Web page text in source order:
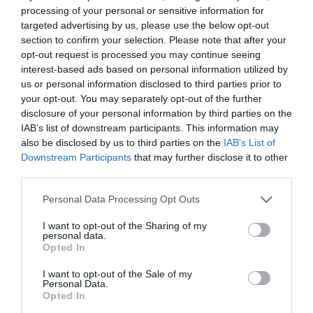
processing of your personal or sensitive information for
targeted advertising by us, please use the below opt-out
section to confirm your selection. Please note that after your
opt-out request is processed you may continue seeing
interest-based ads based on personal information utilized by
us or personal information disclosed to third parties prior to
your opt-out. You may separately opt-out of the further
disclosure of your personal information by third parties on the
IAB’s list of downstream participants. This information may
also be disclosed by us to third parties on the IAB’s List of
Downstream Participants that may further disclose it to other
Personal Data Processing Opt Outs
I want to opt-out of the Sharing of my
personal data.
Opted In
I want to opt-out of the Sale of my
Personal Data.
Opted In
szolgáltatók – számára. A konferencia a tartalmas
programkínálaton túl alkalmat teremt a szakmai
kapcsolatépítésre, a networkingre és az üzleti
tárgyalásokra, a színvonalas szakmai előadások és
kerekasztal-beszélgetések mellett pedig szórakoztató
műsorral járul hozzá a résztvevők feltöltődéséhez és
kikapcsolódásához. A Portfolio Csoport az Agrárszektor
Konferencián adja át tizenegy kategóriában azokat az
évente odaítélhető díjakat, amelyek az agrárium
legkiemelkedőbb szakmai teljesítményeinek és
eredményeinek elismeréséül szolgálnak. A díjakat az
agrárium legmeghatározóbb személyeségeiből áll szakmai
alapján.
endeket is feje tetejére állítja az AI-forradalom, és az
agentic AI trend. Az önállóan cselekedni képes AI-
ügynökök, illetve az egyes üzleti, compliance és
adminisztratív folyamatokat támogató AI-eszközök és
vállalti megoldások korábban elképzelhetetlen sebességet
és rendkívüli hatékonyságbeli fejlődési lehetőséget adnak a
cégeknek. MIt kezdünk a megnyert munkaórákkal és a
megspórolt munkaerővel? A core bizniszt is felforgatja a
mesterséges intelligencia? Mire jó a vibe coding?
Nagyvállalatoknak és kkv-knak is szóló rendezvényünkön
többek között ezekre a kérdésekre is válaszokat keresünk
és adunk!
DEEP TECH 2026
2026. november 18. Radisson Blu Béke Hotel
A következő évtizedek technológiai versenye nem azon dől
el, ki használja ügyesebben a kész megoldásokat. Hanem
azon, ki képes létrehozni, legyártani és birtokolni azokat a
technológiákat, amelyek nélkül mások sem tudnak majd
energiát. Egy anyag, amely könnyebb, erősebb vagy
olcsóbban előállítható a korábbiaknál. Egy gyógyszer vagy
diagnosztikai eljárás, amely korábban kezelhetetlen
betegségekre ad választ. Robotikai rendszer, védelmi
technológia, új gyártási folyamat vagy űripari fejlesztés.
RÉSZLETEK & JEGYEK
PORTFOLIO KONFERENCIÁK 25 ÉVE